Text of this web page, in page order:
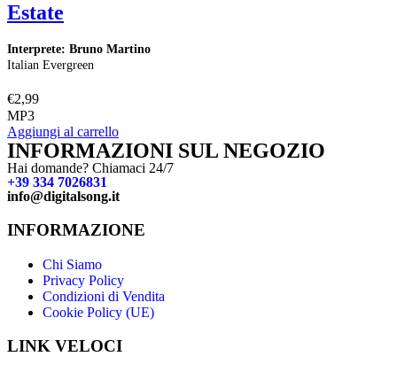
Estate
Interprete: Bruno Martino
Italian Evergreen
€2,99
MP3
Aggiungi al carrello
INFORMAZIONI SUL NEGOZIO
Hai domande? Chiamaci 24/7
+39 334 7026831
info@digitalsong.it​
INFORMAZIONE
Chi Siamo
Privacy Policy
Condizioni di Vendita
Cookie Policy (UE)
LINK VELOCI